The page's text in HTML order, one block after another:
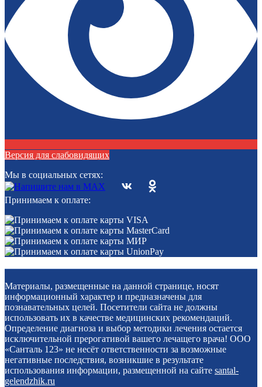
Версия для слабовидящих
Мы в социальных сетях:
Принимаем к оплате:
Материалы, размещенные на данной странице, носят
информационный характер и предназначены для
познавательных целей. Посетители сайта не должны
использовать их в качестве медицинских рекомендаций.
Определение диагноза и выбор методики лечения остается
исключительной прерогативой вашего лечащего врача! ООО
«Санталь 123» не несёт ответственности за возможные
негативные последствия, возникшие в результате
использования информации, размещенной на сайте santal-
gelendzhik.ru